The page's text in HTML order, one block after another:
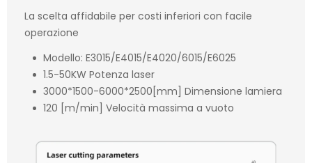
La scelta affidabile per costi inferiori con facile
operazione
Modello: E3015/E4015/E4020/6015/E6025
1.5-50KW Potenza laser
3000*1500-6000*2500[mm] Dimensione lamiera
120 [m/min] Velocità massima a vuoto